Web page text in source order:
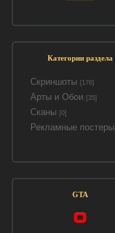
Категории раздела
Скриншоты [176]
Арты и Обои [35]
Сканы [0]
Рекламные постеры
GTA